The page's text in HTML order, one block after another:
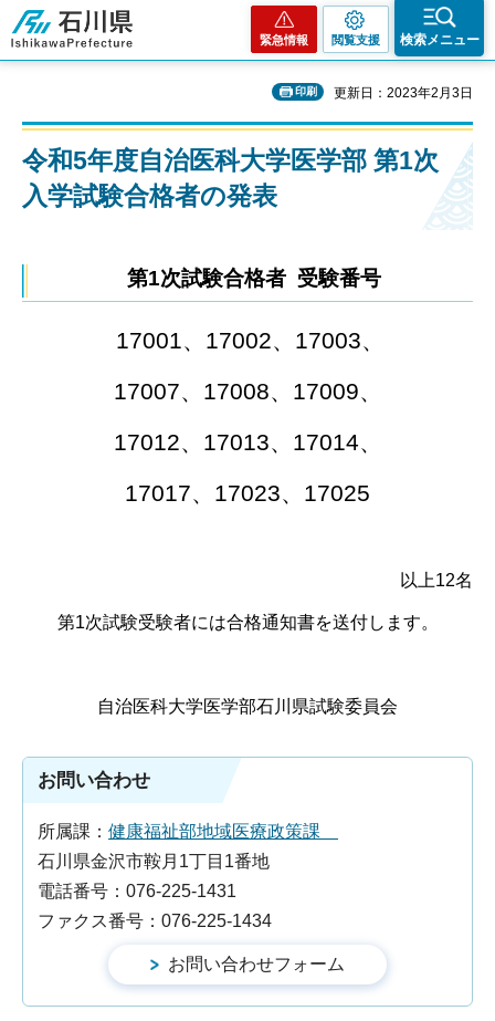
石川県
緊急情報 閲覧支援 検索メニュー
印刷 更新日：2023年2月3日
令和5年度自治医科大学医学部 第1次
入学試験合格者の発表
第1次試験合格者 受験番号
17001、17002、17003、
17007、17008、17009、
17012、17013、17014、
17017、17023、17025
以上12名
第1次試験受験者には合格通知書を送付します。
自治医科大学医学部石川県試験委員会
お問い合わせ
所属課： 健康福祉部地域医療政策課
石川県金沢市鞍月1丁目1番地
電話番号：076-225-1431
ファクス番号：076-225-1434